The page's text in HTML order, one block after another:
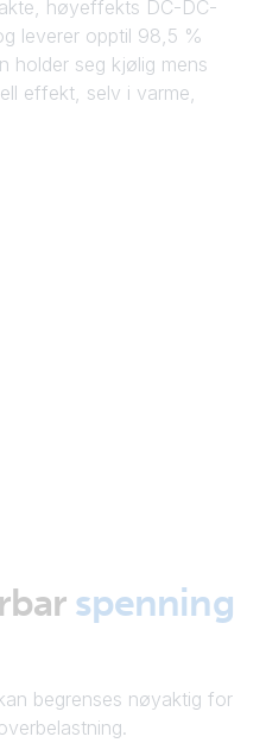
høyeffekts DC-DC-
leverer opptil 98,5 %
holder seg kjølig mens
effekt, selv i varme,
spenning
begrenses nøyaktig for